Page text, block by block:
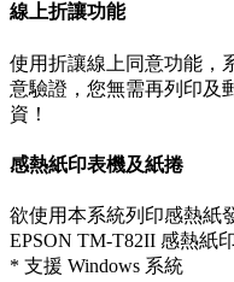
線上折讓功能
使用折讓線上同意功能，
意驗證，您無需再列印及
資！
感熱紙印表機及紙捲
欲使用本系統列印感熱紙
EPSON TM-T82II 感熱紙
* 支援 Windows 系統